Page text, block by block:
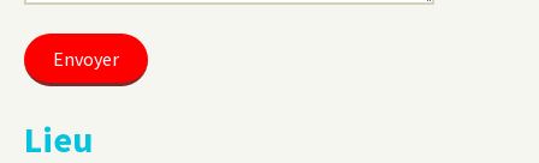
Lieu